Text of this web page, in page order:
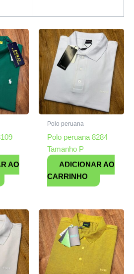
AO
Polo peruana
Polo peruana 8284
Tamanho P
ADICIONAR AO
CARRINHO